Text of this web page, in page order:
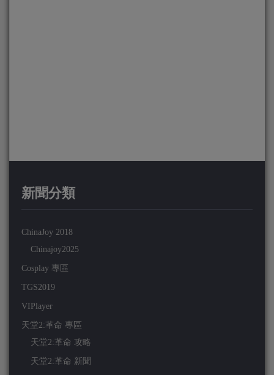
新聞分類
ChinaJoy 2018
Chinajoy2025
Cosplay 專區
TGS2019
VIPlayer
天堂2:革命 專區
天堂2:革命 攻略
天堂2:革命 新聞